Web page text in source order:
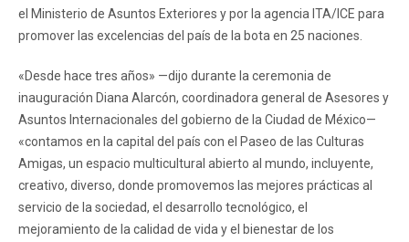
el Ministerio de Asuntos Exteriores y por la agencia ITA/ICE para
promover las excelencias del país de la bota en 25 naciones.
«Desde hace tres años» —dijo durante la ceremonia de
inauguración Diana Alarcón, coordinadora general de Asesores y
Asuntos Internacionales del gobierno de la Ciudad de México—
«contamos en la capital del país con el Paseo de las Culturas
Amigas, un espacio multicultural abierto al mundo, incluyente,
creativo, diverso, donde promovemos las mejores prácticas al
servicio de la sociedad, el desarrollo tecnológico, el
mejoramiento de la calidad de vida y el bienestar de los